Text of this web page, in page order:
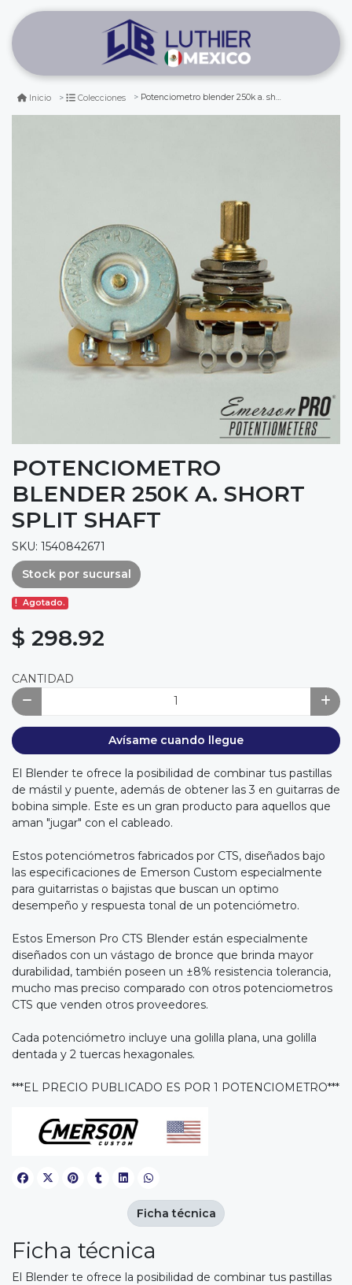
Inicio Colecciones Potenciometro blender 250k a. short split shaft
POTENCIOMETRO
BLENDER 250K A. SHORT
SPLIT SHAFT
SKU: 1540842671
Stock por sucursal
Agotado.
$ 298.92
CANTIDAD
Avísame cuando llegue
El Blender te ofrece la posibilidad de combinar tus pastillas
de mástil y puente, además de obtener las 3 en guitarras de
bobina simple. Este es un gran producto para aquellos que
aman "jugar" con el cableado.
Estos potenciómetros fabricados por CTS, diseñados bajo
las especificaciones de Emerson Custom especialmente
para guitarristas o bajistas que buscan un optimo
desempeño y respuesta tonal de un potenciómetro.
Estos Emerson Pro CTS Blender están especialmente
diseñados con un vástago de bronce que brinda mayor
durabilidad, también poseen un ±8% resistencia tolerancia,
mucho mas preciso comparado con otros potenciometros
CTS que venden otros proveedores.
Cada potenciómetro incluye una golilla plana, una golilla
dentada y 2 tuercas hexagonales.
***EL PRECIO PUBLICADO ES POR 1 POTENCIOMETRO***
Ficha técnica
El Blender te ofrece la posibilidad de combinar tus pastillas
Ficha técnica